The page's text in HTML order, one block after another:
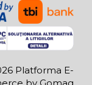
Platforma E-